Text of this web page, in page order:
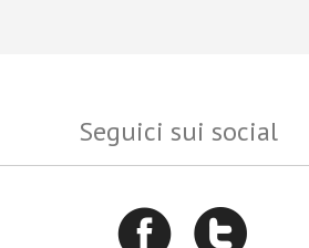
Seguici sui social